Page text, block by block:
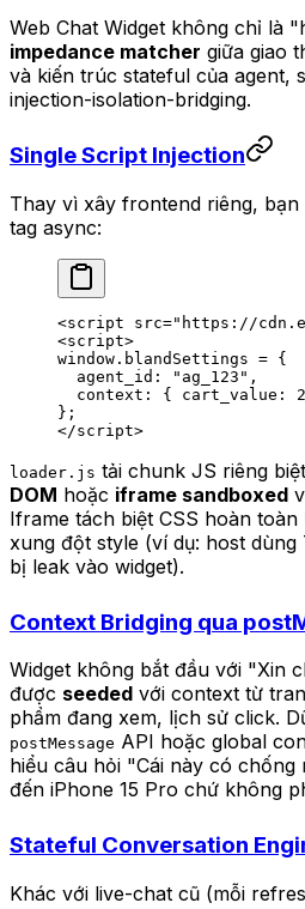
Web Chat Widget không chỉ là
impedance matcher giữa giao
và kiến trúc stateful của agent,
injection-isolation-bridging.
Single Script Injection
Thay vì xây frontend riêng,
tag async:
<script src="https://
<script>
window.blandSettings = {
  agent_id:
"ag_123" ,
  context: { cart_value:
};
</script>
loader.js tải chunk JS riêng
DOM hoặc iframe sandboxed
Iframe tách biệt CSS hoàn
xung đột style (ví dụ: host dùng
bị leak vào widget).
Context Bridging qua
Widget không bắt đầu với "Xin
được seeded với context từ
phẩm đang xem, lịch sử click.
postMessage API hoặc global
hiểu câu hỏi "Cái này có
đến iPhone 15 Pro chứ không
Stateful Conversation
Khác với live-chat cũ (mỗi